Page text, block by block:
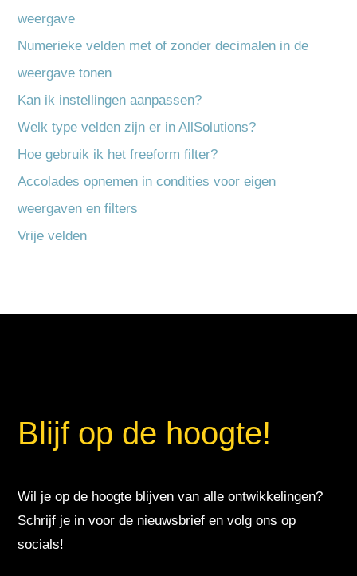
weergave
Numerieke velden met of zonder decimalen in de
weergave tonen
Kan ik instellingen aanpassen?
Welk type velden zijn er in AllSolutions?
Hoe gebruik ik het freeform filter?
Accolades opnemen in condities voor eigen
weergaven en filters
Vrije velden
Blijf op de hoogte!
Wil je op de hoogte blijven van alle ontwikkelingen?
Schrijf je in voor de nieuwsbrief en volg ons op
socials!